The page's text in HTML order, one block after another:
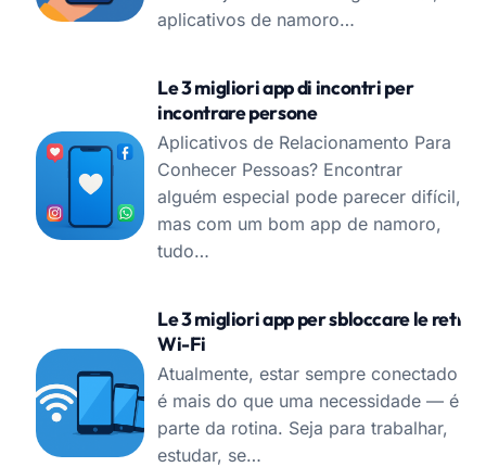
aplicativos de namoro…
Le 3 migliori app di incontri per
incontrare persone
Aplicativos de Relacionamento Para
Conhecer Pessoas? Encontrar
alguém especial pode parecer difícil,
mas com um bom app de namoro,
tudo…
Le 3 migliori app per sbloccare le reti
Wi-Fi
Atualmente, estar sempre conectado
é mais do que uma necessidade — é
parte da rotina. Seja para trabalhar,
estudar, se…